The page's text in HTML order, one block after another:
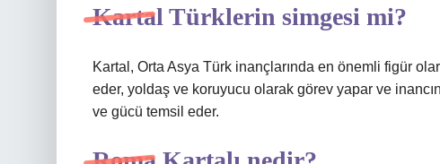
Kartal Türklerin simgesi mi?
Kartal, Orta Asya Türk inançlarında en önemli figür
eder, yoldaş ve koruyucu olarak görev yapar ve
ve gücü temsil eder.